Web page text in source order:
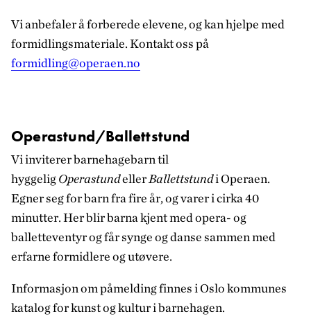
Vi anbefaler å forberede elevene, og kan hjelpe med
formidlingsmateriale. Kontakt oss på
formidling@operaen.no
Operastund/Ballettstund
Vi inviterer barnehagebarn til
hyggeligOperastundellerBallettstundi Operaen.
Egner seg for barn fra fire år, og varer i cirka 40
minutter. Her blir barna kjent med opera- og
balletteventyr og får synge og danse sammen med
erfarne formidlere og utøvere.
Informasjon om påmelding finnes i Oslo kommunes
katalog for kunst og kultur i barnehagen.